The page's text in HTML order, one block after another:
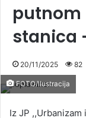
putnom
stanica
20/11/2025 82
FOTO/Ilustracija
Iz JP